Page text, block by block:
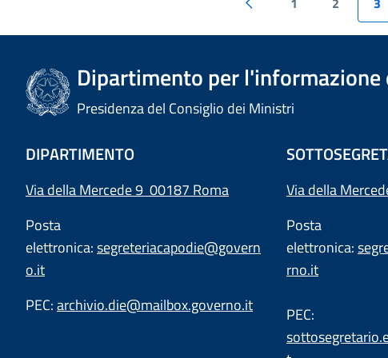
Dipartimento per
Presidenza del Consiglio dei Ministri
DIPARTIMENTO
Via della Mercede 9 00187 Roma
Posta
elettronica:segreteriacapodie@govern
o.it
PEC:archivio.die@mailbox.governo.it
Via della
Posta
elettronica:
rno.it
PEC: